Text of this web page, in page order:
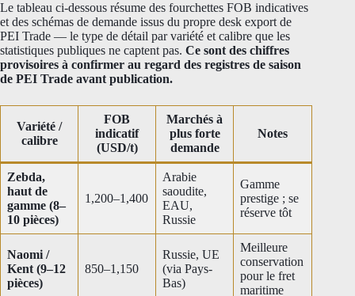
Le tableau ci-dessous résume des fourchettes FOB indicatives
et des schémas de demande issus du propre desk export de
PEI Trade — le type de détail par variété et calibre que les
statistiques publiques ne captent pas. Ce sont des chiffres
provisoires à confirmer au regard des registres de saison
de PEI Trade avant publication.
Variété /
calibre
FOB
indicatif
(USD/t)
Marchés à
plus forte
demande
Notes
Zebda,
haut de
gamme (8–
10 pièces)
1,200–1,400
Arabie
saoudite,
EAU,
Russie
Gamme
prestige ; se
réserve tôt
Naomi /
Kent (9–12
pièces)
850–1,150
Russie, UE
(via Pays-
Bas)
Meilleure
conservation
pour le fret
maritime